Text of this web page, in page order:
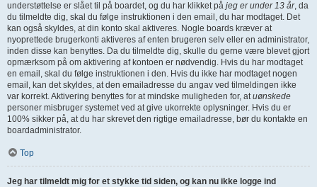
understøttelse er slået til på boardet, og du har klikket på jeg er under 13 år, da
du tilmeldte dig, skal du følge instruktionen i den email, du har modtaget. Det
kan også skyldes, at din konto skal aktiveres. Nogle boards kræver at
nyoprettede brugerkonti aktiveres af enten brugeren selv eller en administrator,
inden disse kan benyttes. Da du tilmeldte dig, skulle du gerne være blevet gjort
opmærksom på om aktivering af kontoen er nødvendig. Hvis du har modtaget
en email, skal du følge instruktionen i den. Hvis du ikke har modtaget nogen
email, kan det skyldes, at den emailadresse du angav ved tilmeldingen ikke
var korrekt. Aktivering benyttes for at mindske muligheden for, atuønskede
personer misbruger systemet ved at give ukorrekte oplysninger. Hvis du er
100% sikker på, at du har skrevet den rigtige emailadresse, bør du kontakte en
boardadministrator.
Top
Jeg har tilmeldt mig for et stykke tid siden, og kan nu ikke logge ind